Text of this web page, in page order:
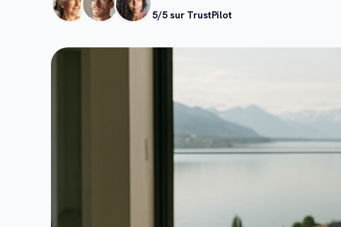
5/5 sur TrustPilot